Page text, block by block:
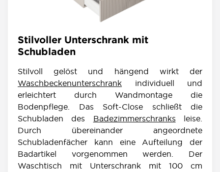
Stilvoller Unterschrank mit
Schubladen
Stilvoll gelöst und hängend wirkt der
Waschbeckenunterschrank individuell und
erleichtert durch Wandmontage die
Bodenpflege. Das Soft-Close schließt die
Schubladen des Badezimmerschranks leise.
Durch übereinander angeordnete
Schubladenfächer kann eine Aufteilung der
Badartikel vorgenommen werden. Der
Waschtisch mit Unterschrank mit 100 cm